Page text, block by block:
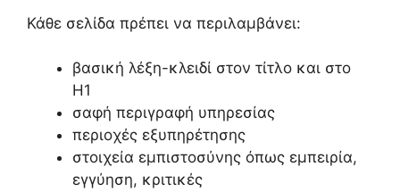
Κάθε σελίδα πρέπει να περιλαμβάνει:
βασική λέξη-κλειδί στον τίτλο και στο
H1
σαφή περιγραφή υπηρεσίας
περιοχές εξυπηρέτησης
στοιχεία εμπιστοσύνης όπως εμπειρία,
εγγύηση, κριτικές